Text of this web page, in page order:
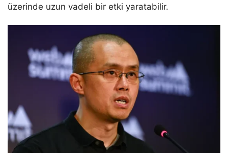
üzerinde uzun vadeli bir etki yaratabilir.